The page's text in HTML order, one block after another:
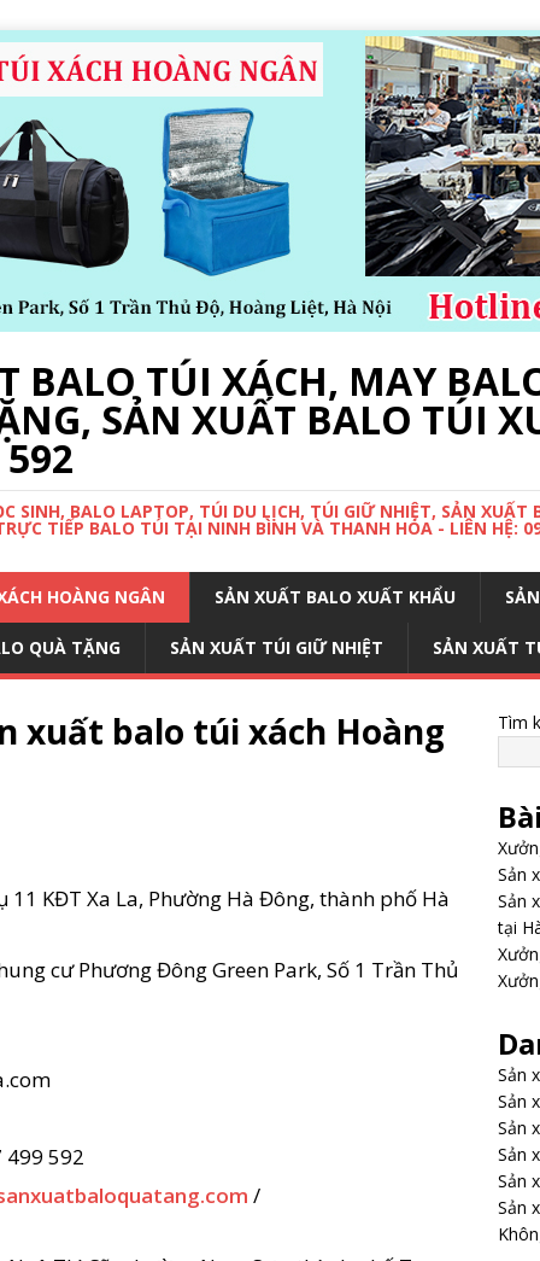
BALO TÚI XÁCH, MAY
SẢN XUẤT BALO TÚI
SINH, BALO LAPTOP, TÚI DU LỊCH, TÚI GIỮ NHIỆT, SẢN XUẤT
TIẾP BALO TÚI TẠI NINH BÌNH VÀ THANH HÓA - LIÊN HỆ:
HOÀNG NGÂN SẢN XUẤT BALO XUẤT KHẨU
QUÀ TẶNG SẢN XUẤT TÚI GIỮ NHIỆT SẢN XUẤT
xuất balo túi xách Hoàng
11 KĐT Xa La, Phường Hà Đông, thành phố Hà
cư Phương Đông Green Park, Số 1 Trần Thủ
499 592
/
Tìm
Sản
Sản
tại
Sản
Sản
Sản
Sản
Sản
Sản